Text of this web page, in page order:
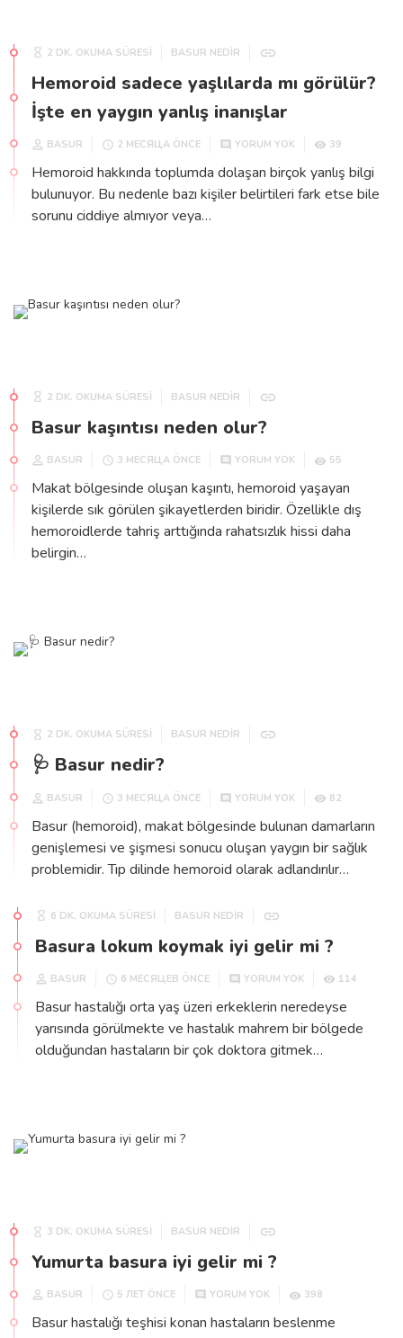
2 DK. OKUMA SÜRESİ BASUR NEDIR
Hemoroid sadece yaşlılarda mı görülür?
İşte en yaygın yanlış inanışlar
BASUR 2 МЕСЯЦА ÖNCE YORUM YOK 39
Hemoroid hakkında toplumda dolaşan birçok yanlış bilgi
bulunuyor. Bu nedenle bazı kişiler belirtileri fark etse bile
sorunu ciddiye almıyor veya…
2 DK. OKUMA SÜRESİ BASUR NEDIR
Basur kaşıntısı neden olur?
BASUR 3 МЕСЯЦА ÖNCE YORUM YOK 55
Makat bölgesinde oluşan kaşıntı, hemoroid yaşayan
kişilerde sık görülen şikayetlerden biridir. Özellikle dış
hemoroidlerde tahriş arttığında rahatsızlık hissi daha
belirgin…
2 DK. OKUMA SÜRESİ BASUR NEDIR
🩺 Basur nedir?
BASUR 3 МЕСЯЦА ÖNCE YORUM YOK 82
Basur (hemoroid), makat bölgesinde bulunan damarların
genişlemesi ve şişmesi sonucu oluşan yaygın bir sağlık
problemidir. Tıp dilinde hemoroid olarak adlandırılır…
6 DK. OKUMA SÜRESİ BASUR NEDIR
Basura lokum koymak iyi gelir mi ?
BASUR 6 МЕСЯЦЕВ ÖNCE YORUM YOK 114
Basur hastalığı orta yaş üzeri erkeklerin neredeyse
yarısında görülmekte ve hastalık mahrem bir bölgede
olduğundan hastaların bir çok doktora gitmek…
3 DK. OKUMA SÜRESİ BASUR NEDIR
Yumurta basura iyi gelir mi ?
BASUR 5 ЛЕТ ÖNCE YORUM YOK 398
Basur hastalığı teşhisi konan hastaların beslenme